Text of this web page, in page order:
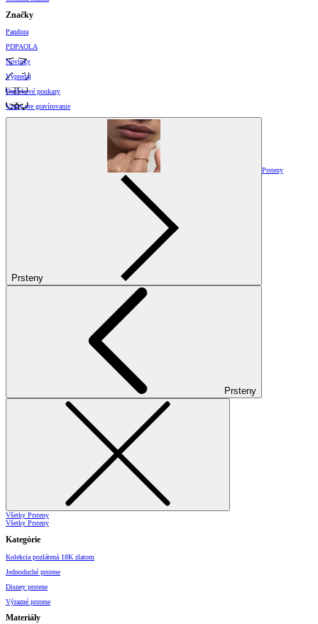
Značky
Pandora
PDPAOLA
Novinky
Výpredaj
Darčekové poukazy
Vzory pre gravírovanie
Prsteny
Prsteny
Prsteny
Všetky Prsteny
Všetky Prsteny
Kategórie
Kolekcia pozlátená 18K zlatom
Jednoduché prstene
Disney prstene
Výrazné prstene
Materiály